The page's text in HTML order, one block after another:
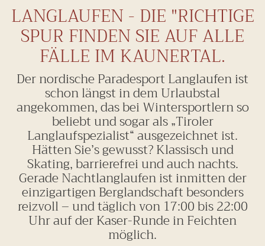
LANGLAUFEN - DIE "RICHTIGE
SPUR FINDEN SIE AUF ALLE
FÄLLE IM KAUNERTAL.
Der nordische Paradesport Langlaufen ist
schon längst in dem Urlaubstal
angekommen, das bei Wintersportlern so
beliebt und sogar als „Tiroler
Langlaufspezialist“ ausgezeichnet ist.
Hätten Sie’s gewusst? Klassisch und
Skating, barrierefrei und auch nachts.
Gerade Nachtlanglaufen ist inmitten der
einzigartigen Berglandschaft besonders
reizvoll – und täglich von 17:00 bis 22:00
Uhr auf der Kaser-Runde in Feichten
möglich.